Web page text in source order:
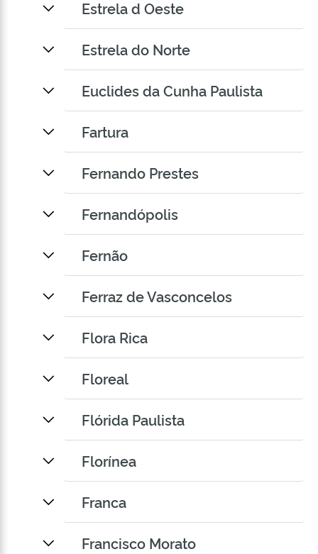
Estrela d Oeste
Estrela do Norte
Euclides da Cunha Paulista
Fartura
Fernando Prestes
Fernandópolis
Fernão
Ferraz de Vasconcelos
Flora Rica
Floreal
Flórida Paulista
Florínea
Franca
Francisco Morato